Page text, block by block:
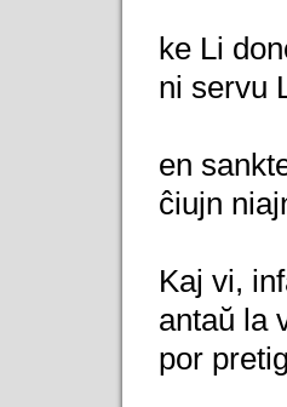
ke Li
ni servu
en
ĉiujn
Kaj vi,
antaŭ la
por